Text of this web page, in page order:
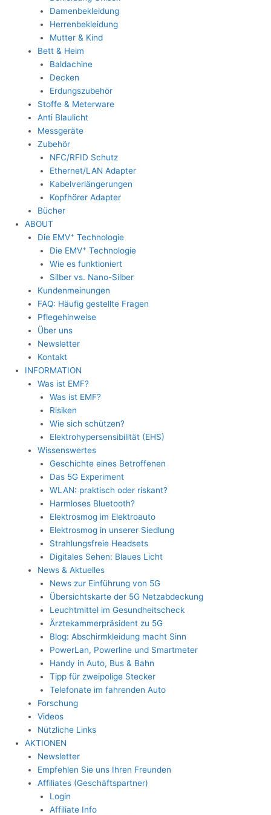
Damenbekleidung
Herrenbekleidung
Mutter & Kind
Bett & Heim
Baldachine
Decken
Erdungszubehör
Stoffe & Meterware
Anti Blaulicht
Messgeräte
Zubehör
NFC/RFID Schutz
Ethernet/LAN Adapter
Kabelverlängerungen
Kopfhörer Adapter
Bücher
ABOUT
Die EMV+ Technologie
Die EMV+ Technologie
Wie es funktioniert
Silber vs. Nano-Silber
Kundenmeinungen
FAQ: Häufig gestellte Fragen
Pflegehinweise
Über uns
Newsletter
Kontakt
INFORMATION
Was ist EMF?
Was ist EMF?
Risiken
Wie sich schützen?
Elektrohypersensibilität (EHS)
Wissenswertes
Geschichte eines Betroffenen
Das 5G Experiment
WLAN: praktisch oder riskant?
Harmloses Bluetooth?
Elektrosmog im Elektroauto
Elektrosmog in unserer Siedlung
Strahlungsfreie Headsets
Digitales Sehen: Blaues Licht
News & Aktuelles
News zur Einführung von 5G
Übersichtskarte der 5G Netzabdeckung
Leuchtmittel im Gesundheitscheck
Ärztekammerpräsident zu 5G
Blog: Abschirmkleidung macht Sinn
PowerLan, Powerline und Smartmeter
Handy in Auto, Bus & Bahn
Tipp für zweipolige Stecker
Telefonate im fahrenden Auto
Forschung
Videos
Nützliche Links
AKTIONEN
Newsletter
Empfehlen Sie uns Ihren Freunden
Affiliates (Geschäftspartner)
Login
Affiliate Info